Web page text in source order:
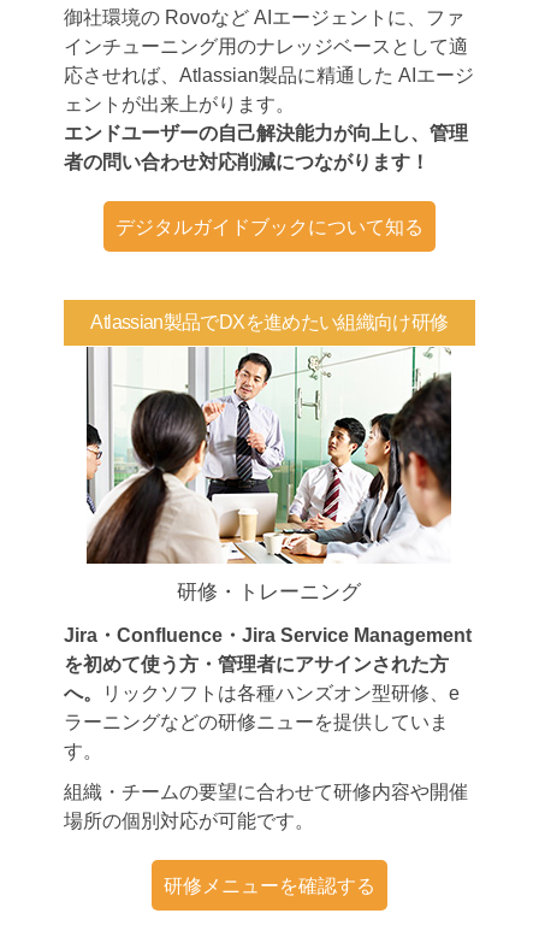
御社環境の Rovoなど AIエージェントに、ファ
インチューニング用のナレッジベースとして適
応させれば、Atlassian製品に精通した AIエージ
ェントが出来上がります。
エンドユーザーの自己解決能力が向上し、管理
者の問い合わせ対応削減につながります！
デジタルガイドブックについて知る
Atlassian製品でDXを進めたい組織向け研修
研修・トレーニング
Jira・Confluence・Jira Service Management
を初めて使う方・管理者にアサインされた方
へ。
リックソフトは各種ハンズオン型研修、e
ラーニングなどの研修ニューを提供していま
す。
組織・チームの要望に合わせて研修内容や開催
場所の個別対応が可能です。
研修メニューを確認する